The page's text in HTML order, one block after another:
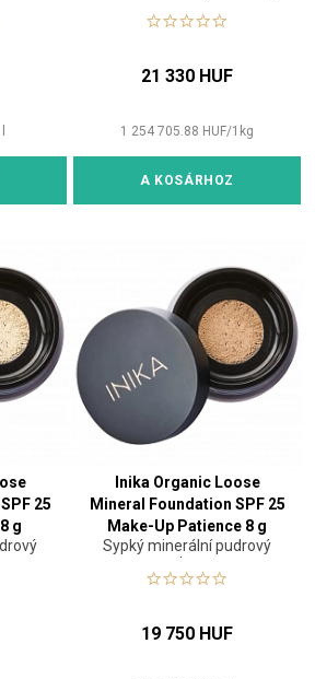
21 330 HUF
1 254 705.88 HUF/1 kg
A KOSÁRHOZ
25
g
Inika Organic Loose
Mineral Foundation SPF 25
Make-Up Patience 8 g
Sypký minerální pudrový
make-up
19 750 HUF